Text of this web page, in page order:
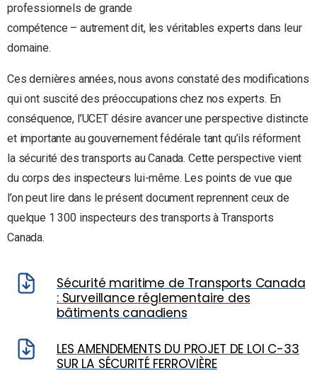
professionnels de grande
compétence – autrement dit, les véritables experts dans leur
domaine.
Ces dernières années, nous avons constaté des modifications
qui ont suscité des préoccupations chez nos experts. En
conséquence, l’UCET désire avancer une perspective distincte
et importante au gouvernement fédérale tant qu’ils réforment
la sécurité des transports au Canada. Cette perspective vient
du corps des inspecteurs lui-même. Les points de vue que
l’on peut lire dans le présent document reprennent ceux de
quelque 1 300 inspecteurs des transports à Transports
Canada.
Sécurité maritime de Transports Canada
: Surveillance réglementaire des
bâtiments canadiens
LES AMENDEMENTS DU PROJET DE LOI C-33
SUR LA SÉCURITÉ FERROVIÈRE